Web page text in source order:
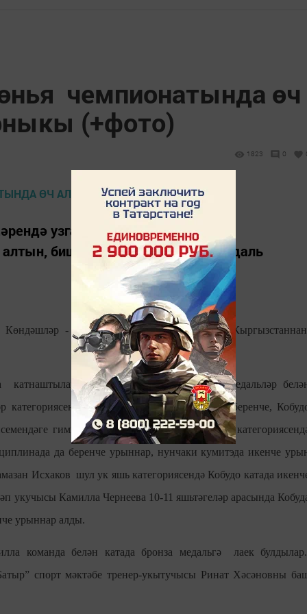
чемпионатында өч
(+фото)
1823 0
узган каратэ буенча дөнья
биш көмеш, дүрт бронза медаль
- Һиндастаннан, Казахстаннан,
катнаштылар һәм барысы да ярышлардан медальләр
категориясендә Миләүшә Латыйпова катада беренче,
гимназия укучысы, 12-13 яшьлекләр
да беренче урыннар, нунчаки кумитэда икенче
Исхаков шул ук яшь категориясендә Кобудо катада
укучысы Камилла Чернеева 10-11 яшьтәгеләр арасында
урыннар алды.
команда белән катада бронза медальгә
лаек
спорт мәктәбе тренер-укытучысы Ринат Хәсәновны